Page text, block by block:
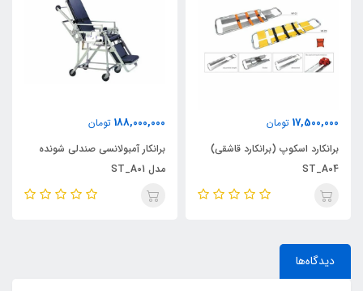
17,500,000 تومان
برانکارد اسکوپ (برانکارد قاشقی)
ST_A04
188,000,000 تومان
برانکار آمبولانسی صندلی شونده
مدل ST_A01
دیدگاه‌ها